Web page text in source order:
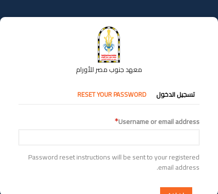
إلى
المحتوى
معهد جنوب مصر للأورام
التبويبات
الأساسية
تسجيل الدخول RESET YOUR PASSWORD
Username or email address
Password reset instructions will be sent to your registered
email address.